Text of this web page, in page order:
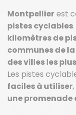
Montpellierest
pistes cyclables
kilomètres de
communes de
des villes les
Les pistes
faciles à utiliser
une